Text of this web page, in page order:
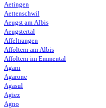
Aetingen
Aettenschwil
Aeugst am Albis
Aeugstertal
Affeltrangen
Affoltern am Albis
Affoltern im Emmental
Agarn
Agarone
Agasul
Agiez
Agno